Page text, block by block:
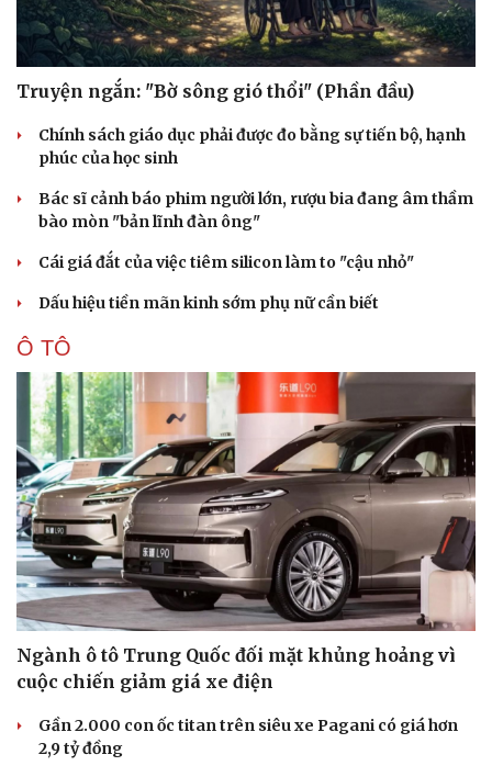
Cải chính
Truyện ngắn: "Bờ sông gió thổi" (Phần đầu)
Chính sách giáo dục phải được đo bằng sự tiến bộ, hạnh
phúc của học sinh
Bác sĩ cảnh báo phim người lớn, rượu bia đang âm thầm
bào mòn "bản lĩnh đàn ông"
Cái giá đắt của việc tiêm silicon làm to "cậu nhỏ"
Dấu hiệu tiền mãn kinh sớm phụ nữ cần biết
Ô TÔ
Ngành ô tô Trung Quốc đối mặt khủng hoảng vì
cuộc chiến giảm giá xe điện
Gần 2.000 con ốc titan trên siêu xe Pagani có giá hơn
2,9 tỷ đồng